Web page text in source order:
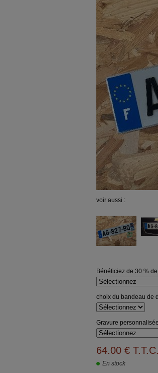
voir aussi :
Bénéficiez de 30 %
choix du bandeau de
Gravure
64.00 € T.T.C.
En stock